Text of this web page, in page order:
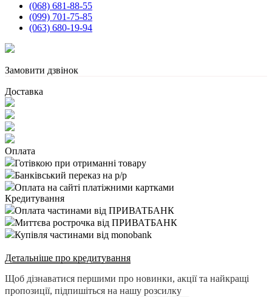
(068) 681-88-55
(099) 701-75-85
(063) 680-19-94
Замовити дзвінок
Доставка
Оплата
Готівкою при отриманні товару
Банківський переказ на р/р
Оплата на сайті платіжними картками
Кредитування
Оплата частинами від ПРИВАТБАНК
Миттєва рострочка від ПРИВАТБАНК
Купівля частинами від monobank
Детальніше про кредитування
Щоб дізнаватися першими про новинки, акції та найкращі
пропозиції, підпишіться на нашу розсилку